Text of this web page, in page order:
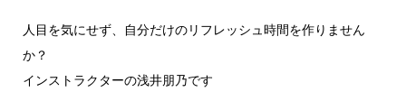
人目を気にせず、自分だけのリフレッシュ時間を作りません
か？
インストラクターの浅井朋乃です